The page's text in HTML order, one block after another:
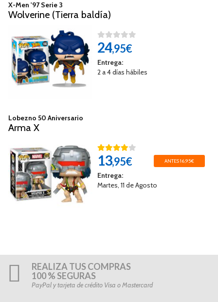
X-Men '97 Serie 3
Wolverine (Tierra baldía)
24,95€
Entrega:
2 a 4 días hábiles
Lobezno 50 Aniversario
Arma X
13,95€ ANTES 16,95€
Entrega:
Martes, 11 de Agosto
REALIZA TUS COMPRAS
100 % SEGURAS
PayPal y tarjeta de crédito Visa o Mastercard